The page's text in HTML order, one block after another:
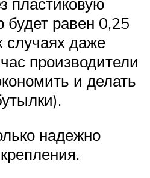
будет равен 0,25
случаях даже
производители
и делать
надежно